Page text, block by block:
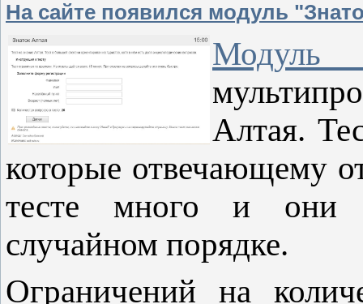
На сайте появился модуль
Модуль
Алтая.
которые отвечающему
тесте много и они
случайном порядке.
Ограничений на